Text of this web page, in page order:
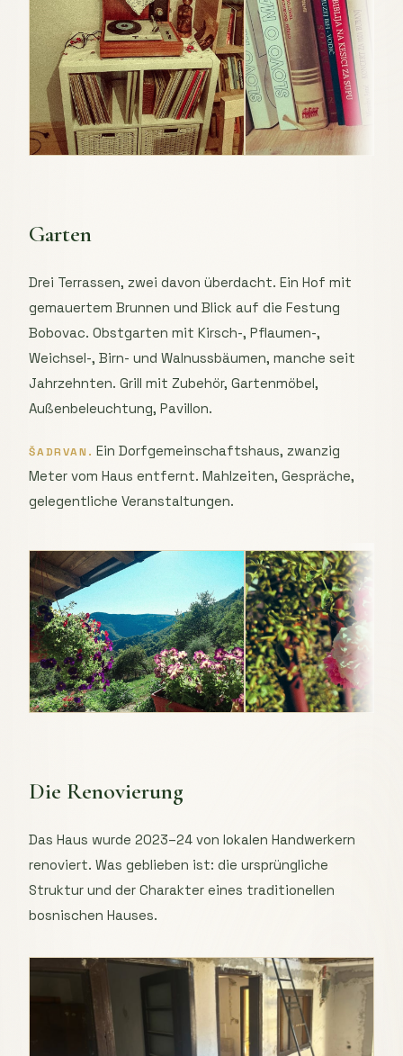
Garten
Drei Terrassen, zwei davon überdacht. Ein Hof mit
gemauertem Brunnen und Blick auf die Festung
Bobovac. Obstgarten mit Kirsch-, Pflaumen-,
Weichsel-, Birn- und Walnussbäumen, manche seit
Jahrzehnten. Grill mit Zubehör, Gartenmöbel,
Außenbeleuchtung, Pavillon.
ŠADRVAN. Ein Dorfgemeinschaftshaus, zwanzig
Meter vom Haus entfernt. Mahlzeiten, Gespräche,
gelegentliche Veranstaltungen.
Die Renovierung
Das Haus wurde 2023–24 von lokalen Handwerkern
renoviert. Was geblieben ist: die ursprüngliche
Struktur und der Charakter eines traditionellen
bosnischen Hauses.